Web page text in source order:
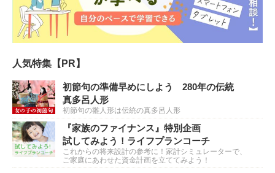
人気特集【PR】
初節句の準備早めにしよう 280年の伝統
真多呂人形
初節句の雛人形は伝統の真多呂人形
『家族のファイナンス』特別企画
試してみよう！ライフプランコーチ
これからの将来設計の参考に！家計シミュレーターで、
ご家庭にあわせた資金計画を立ててみよう！